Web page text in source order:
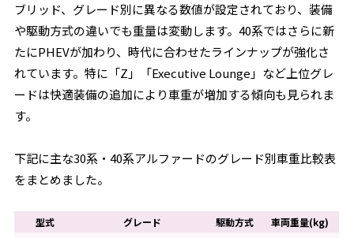
ブリッド、グレード別に異なる数値が設定されており、装備
や駆動方式の違いでも重量は変動します。40系ではさらに新
たにPHEVが加わり、時代に合わせたラインナップが強化さ
れています。特に「Z」「Executive Lounge」など上位グレ
ードは快適装備の追加により車重が増加する傾向も見られま
す。
下記に主な30系・40系アルファードのグレード別車重比較表
をまとめました。
型式 グレード 駆動方式
車両重量(kg)